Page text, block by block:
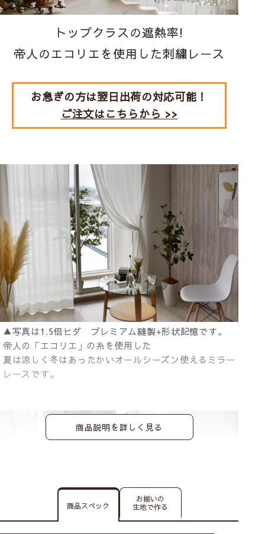
トップクラスの遮熱率!
帝人のエコリエを使用した刺繍レース
お急ぎの方は翌日出荷の対応可能！
ご注文はこちらから >>
▲写真は1.5倍ヒダ プレミアム縫製+形状記憶です。
帝人の「エコリエ」の糸を使用した
夏は涼しく冬はあったかいオールシーズン使えるミラー
レースです。
商品説明を詳しく見る
商品スペック
お揃いの
生地で作る